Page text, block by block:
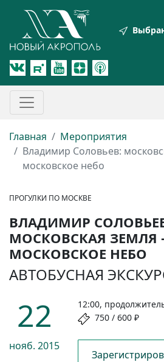
Главная
Мероприятия
Владимир Соловьев:
московское небо
ПРОГУЛКИ ПО МОСКВЕ
ВЛАДИМИР
МОСКОВСКАЯ ЗЕМЛЯ
МОСКОВСКОЕ НЕБО
АВТОБУСНАЯ
22
нояб. 2015
12:00,
750 / 600 ₽